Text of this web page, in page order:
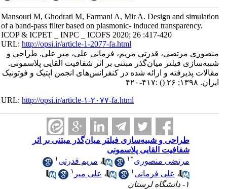
Mansouri M, Ghodrati M, Farmani A, Mir A. Design and simulation
of a band-pass filter based on plasmonic- induced transparency.
ICOP & ICPET _ INPC _ ICOFS 2020; 26 :417-420
URL:http://opsi.ir/article-1-2077-fa.html
منصوری مرتضی، قدرتی مریم، فرمانی علی، میر علی. طراحی و
شبیه‌سازی فیلتر میان‌گذر مبتنی بر اثر شفافیت القایی پلاسمونی.
مقالات پذیرفته و ارائه شده در کنفرانس‌های انجمن اپتیک و فوتونیک
ایران. ۱۳۹۸; ۲۶
() :۴۱۷-۴۲۰
URL:http://opsi.ir/article-۱-۲۰۷۷-fa.html
طراحی و شبیه‌سازی فیلتر میان‌گذر مبتنی بر اثر
شفافیت القایی پلاسمونی
مرتضی منصوری* ۱ ،مریم قدرتی
،علی فرمانی ،علی میر